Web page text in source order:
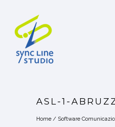
ASL-1-
Home / Software